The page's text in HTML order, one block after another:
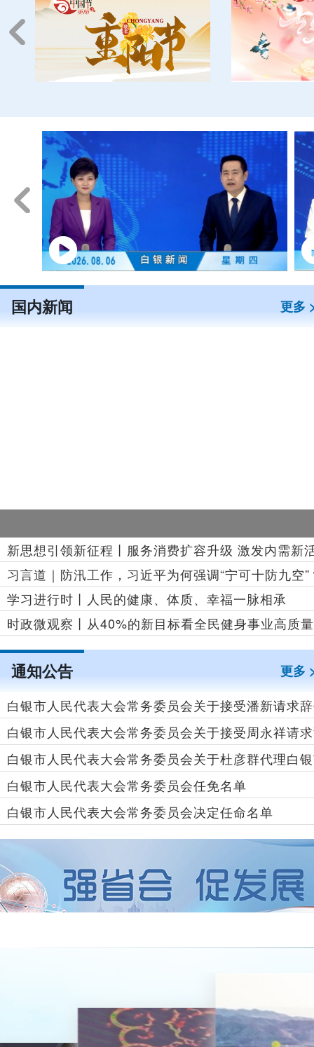
国内新闻 更多
新思想引领新征程丨服务消费扩容升级 激发内需新
习言道｜防汛工作，习近平为何强调“宁可十防九空”
学习进行时丨人民的健康、体质、幸福一脉相承
时政微观察丨从40%的新目标看全民健身事业高质
展
通知公告
更多
白银市人民代表大会常务委员会关于接受潘新请求
银市人民政府副市长职务的决定
白银市人民代表大会常务委员会关于接受周永祥请
白银市人民检察院检察长职务的决定
白银市人民代表大会常务委员会关于杜彦群代理白
民检察院检察长职务的决定
白银市人民代表大会常务委员会任免名单
白银市人民代表大会常务委员会决定任命名单